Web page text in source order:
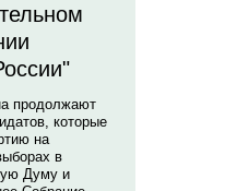
продолжают
которые
на
в
Думу и